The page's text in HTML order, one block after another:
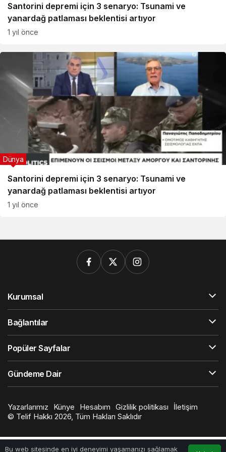
Santorini depremi için 3 senaryo: Tsunami ve
yanardağ patlaması beklentisi artıyor
1 yıl önce
Santorini depremi için 3 senaryo: Tsunami ve
yanardağ patlaması beklentisi artıyor
Dünya
1 yıl önce
Bu web sitesinde en iyi deneyimi yaşamanızı sağlamak
Kurumsal
Bağlantılar
Popüler Sayfalar
Gündeme Dair
Yazarlarımız Künye Hesabım Gizlilik politikası
İletişim
© Telif Hakkı 2026, Tüm Hakları Saklıdır